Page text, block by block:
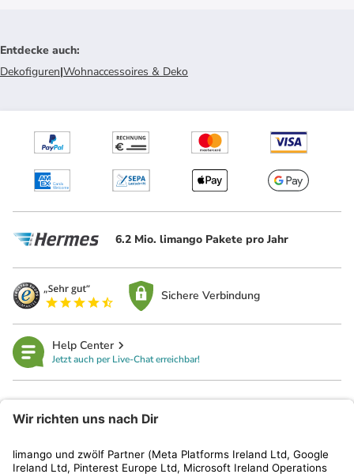
Entdecke auch:
Dekofiguren|Wohnaccessoires & Deko
6.2 Mio. limango Pakete pro Jahr
Sichere Verbindung
Help Center
Jetzt auch per Live-Chat erreichbar!